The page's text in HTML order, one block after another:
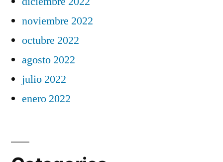
noviembre 2022
octubre 2022
agosto 2022
julio 2022
enero 2022